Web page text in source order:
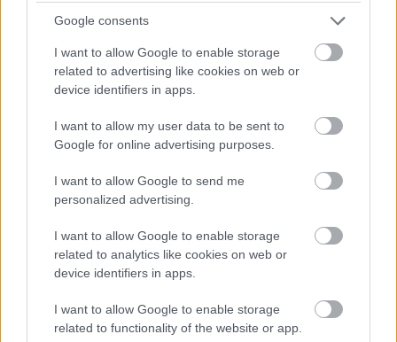
Google consents
I want to allow Google to enable storage
related to advertising like cookies on web or
device identifiers in apps.
I want to allow my user data to be sent to
Google for online advertising purposes.
I want to allow Google to send me
personalized advertising.
I want to allow Google to enable storage
related to analytics like cookies on web or
device identifiers in apps.
I want to allow Google to enable storage
related to functionality of the website or app.
Jön még kép!